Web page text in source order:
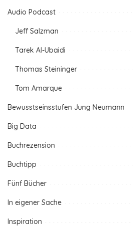
Audio Podcast
Jeff Salzman
Tarek Al-Ubaidi
Thomas Steininger
Tom Amarque
Bewusstseinsstufen Jung Neumann
Big Data
Buchrezension
Buchtipp
Fünf Bücher
In eigener Sache
Inspiration